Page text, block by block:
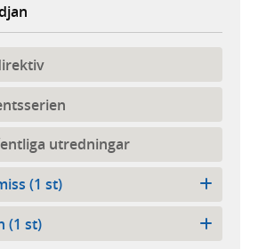
utredningar
(1 st)
(1 st)